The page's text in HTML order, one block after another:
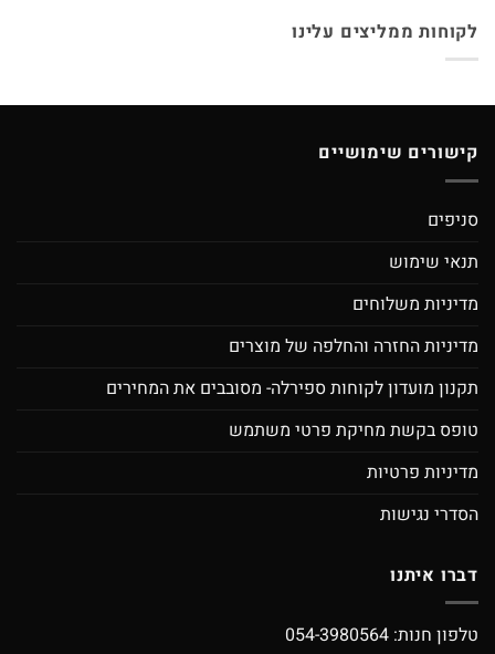
לקוחות ממליצים עלינו
קישורים שימושיים
סניפים
תנאי שימוש
מדיניות משלוחים
מדיניות החזרה והחלפה של מוצרים
תקנון מועדון לקוחות ספירלה- מסובבים את המחירים
טופס בקשת מחיקת פרטי משתמש
מדיניות פרטיות
הסדרי נגישות
דברו איתנו
טלפון חנות:054-3980564